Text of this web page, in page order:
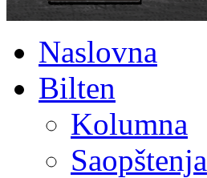
Naslovna
Bilten
Kolumna
Saopštenja